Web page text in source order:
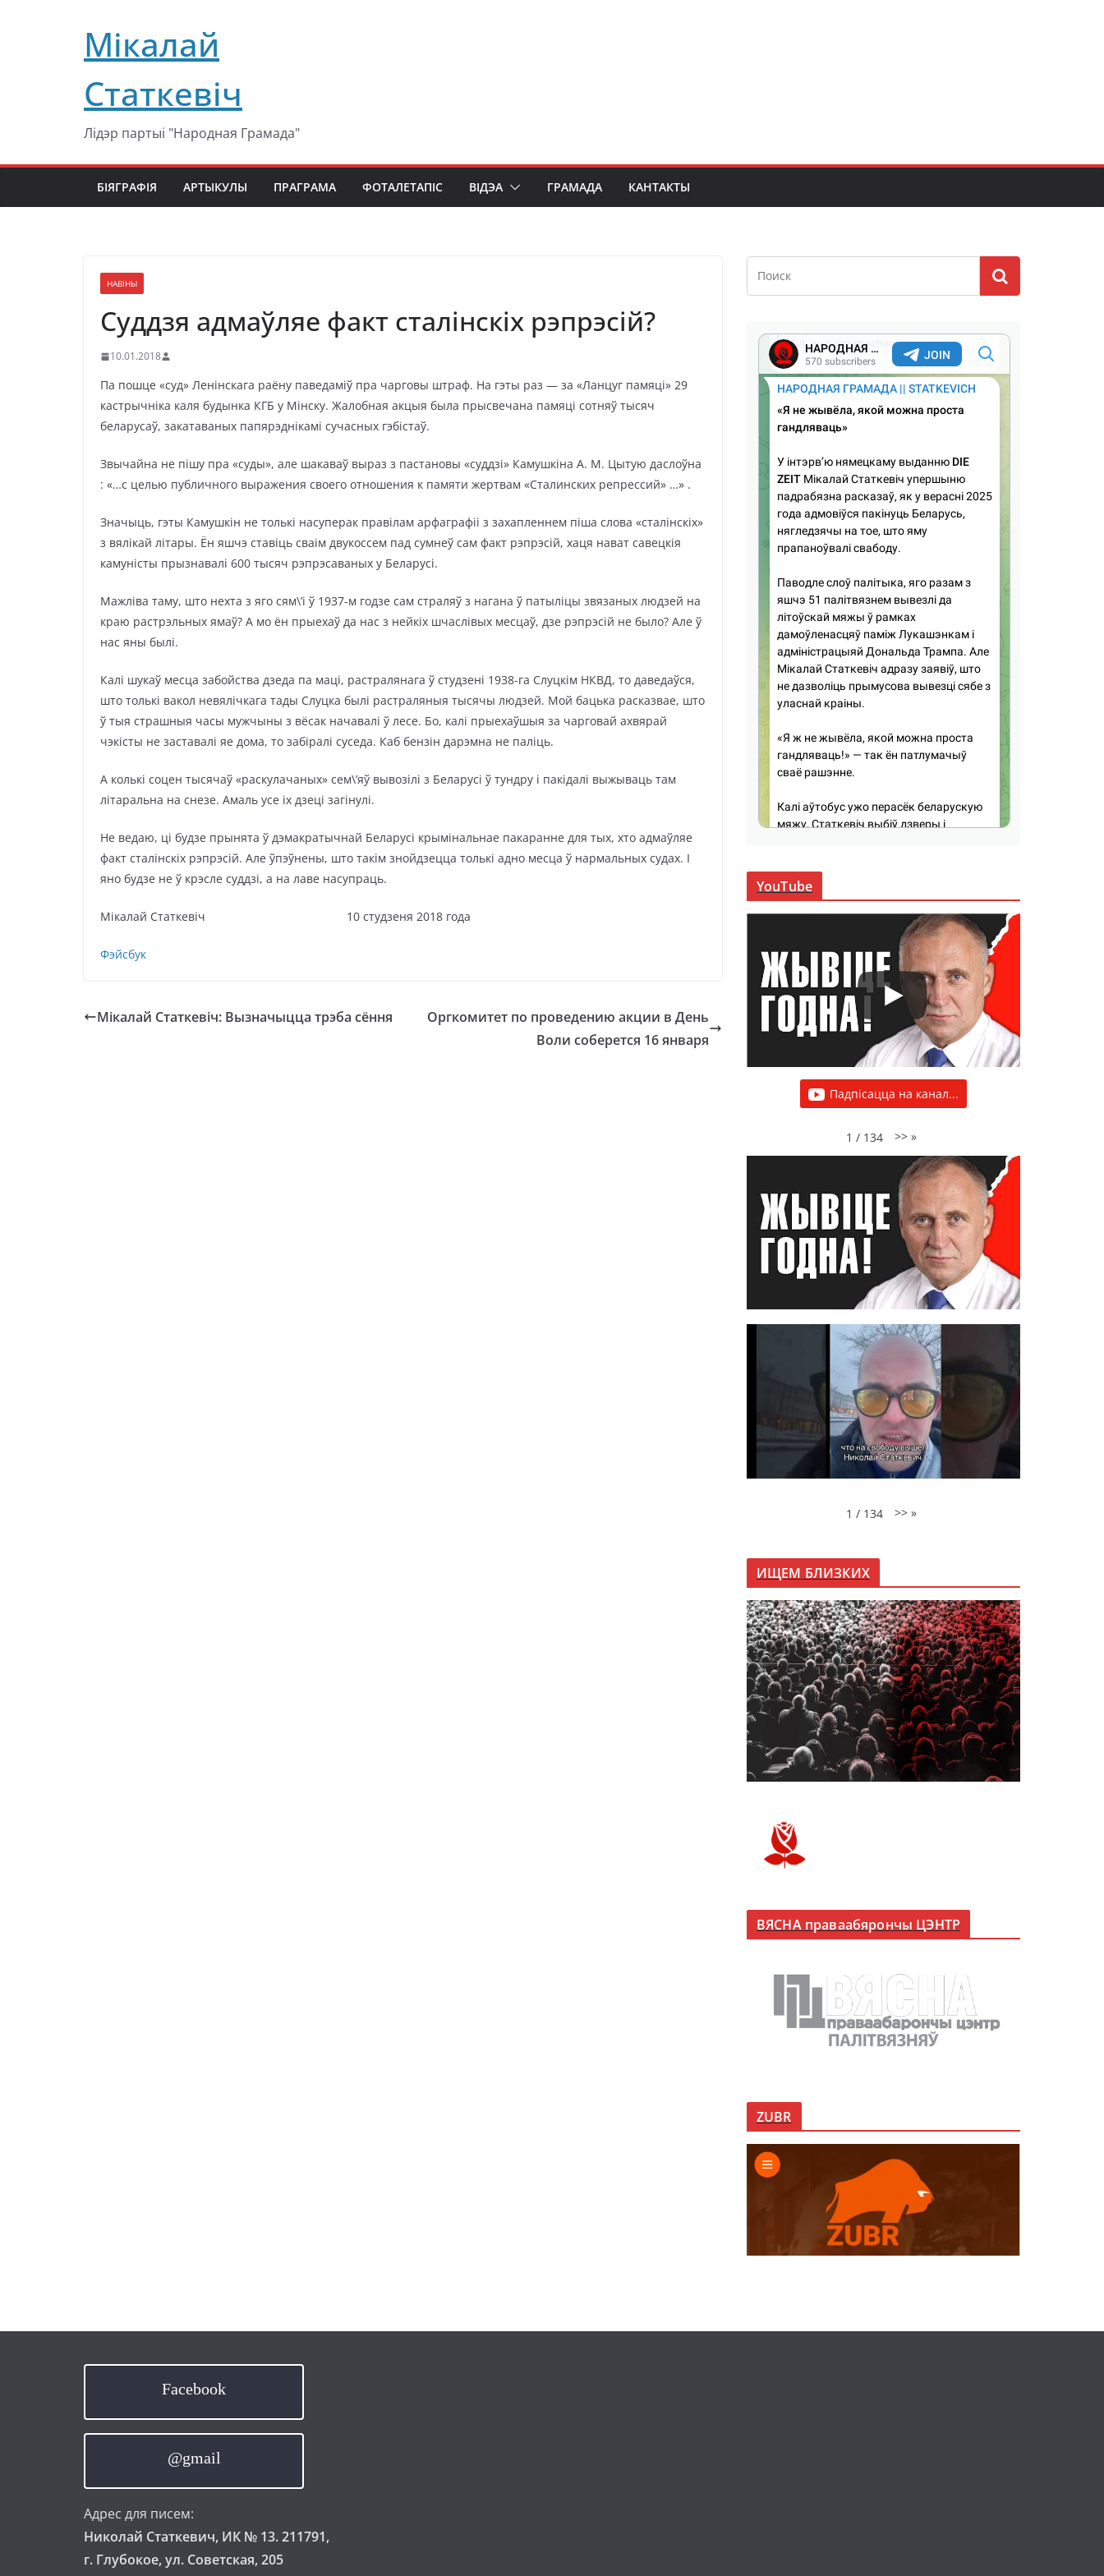
содержимомуМікалай
Статкевіч
Лідэр партыі "Народная Грамада"
БІЯГРАФІЯ АРТЫКУЛЫ ПРАГРАМА ФОТАЛЕТАПІС ВІДЭА ГРАМАДА КАНТАКТЫ
НАВІНЫ
Суддзя адмаўляе факт сталінскіх рэпрэсій?
10.01.2018
Па пошце «суд» Ленінскага раёну паведаміў пра чарговы штраф. На гэты раз — за «Ланцуг памяці» 29
кастрычніка каля будынка КГБ у Мінску. Жалобная акцыя была прысвечана памяці сотняў тысяч
беларусаў, закатаваных папярэднікамі сучасных гэбістаў.
Звычайна не пішу пра «суды», але шакаваў выраз з пастановы «суддзі» Камушкіна А. М. Цытую даслоўна
: «…с целью публичного выражения своего отношения к памяти жертвам «Сталинских репрессий» …» .
Значыць, гэты Камушкін не толькі насуперак правілам арфаграфіі з захапленнем піша слова «сталінскіх»
з вялікай літары. Ён яшчэ ставіць сваім двукоссем пад сумнеў сам факт рэпрэсій, хаця нават савецкія
камуністы прызнавалі 600 тысяч рэпрэсаваных у Беларусі.
Мажліва таму, што нехта з яго сям\’і ў 1937-м годзе сам страляў з нагана ў патыліцы звязаных людзей на
краю растрэльных ямаў? А мо ён прыехаў да нас з нейкіх шчаслівых месцаў, дзе рэпрэсій не было? Але ў
нас яны былі.
Калі шукаў месца забойства дзеда па маці, растралянага ў студзені 1938-га Слуцкім НКВД, то даведаўся,
што толькі вакол невялічкага тады Слуцка былі растраляныя тысячы людзей. Мой бацька расказвае, што
ў тыя страшныя часы мужчыны з вёсак начавалі ў лесе. Бо, калі прыехаўшыя за чарговай ахвярай
чэкісты не заставалі яе дома, то забіралі суседа. Каб бензін дарэмна не паліць.
А колькі соцен тысячаў «раскулачаных» сем\’яў вывозілі з Беларусі ў тундру і пакідалі выжываць там
літаральна на снезе. Амаль усе іх дзеці загінулі.
Не ведаю, ці будзе прынята ў дэмакратычнай Беларусі крымінальнае пакаранне для тых, хто адмаўляе
факт сталінскіх рэпрэсій. Але ўпэўнены, што такім знойдзецца толькі адно месца ў нармальных судах. І
яно будзе не ў крэсле суддзі, а на лаве насупраць.
Мікалай Статкевіч 10 студзеня 2018 года
Фэйсбук
Мікалай Статкевіч: Вызначыцца трэба сёння
Оргкомитет по проведению акции в День
Воли соберется 16 января
YouTube
Падпісацца на канал...
1 / 134 >> »
1 / 134 >> »
ИЩЕМ БЛИЗКИХ
ВЯСНА праваабярончы ЦЭНТР
ZUBR
Facebook
@gmail
Адрес для писем:
Николай Статкевич, ИК № 13. 211791,
г. Глубокое, ул. Советская, 205